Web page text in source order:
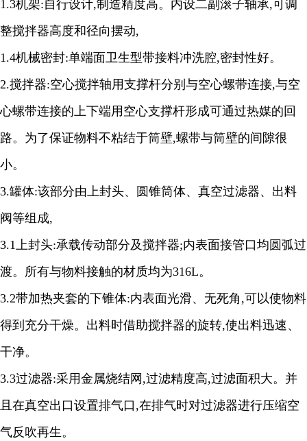
1.3机架:自行设计,制造精度高。内设二副滚子轴承, 可调
整搅拌器高度和径向摆动,
1.4机械密封:单端面卫生型带接料冲洗腔,密封性好。
2.搅拌器:空心搅拌轴用支撑杆分别与空心螺带连接,与空
心螺带连接的上下端用空心支撑杆形成可通过热媒的回
路。为了保证物料不粘结于筒壁,螺带与筒壁的间隙很
小。
3.罐体:该部分由上封头、圆锥筒体、真空过滤器、出料
阀等组成,
3.1上封头:承载传动部分及搅拌器;内表面接管口均圆弧过
渡。所有与物料接触的材质均为316L。
3.2带加热夹套的下锥体:内表面光滑、无死角 ,可以使物料
得到充分干燥。出料时借助搅拌器的旋转,使出料迅速、
干净。
3.3过滤器:采用金属烧结网 ,过滤精度高,过滤面积大。并
且在真空出口设置排气口 ,在排气时对过滤器进行压缩空
气反吹再生。